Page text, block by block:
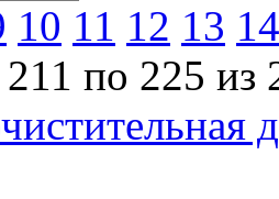
10 11 12 13 14
по 225 из